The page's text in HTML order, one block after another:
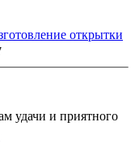
открытки
удачи и приятного